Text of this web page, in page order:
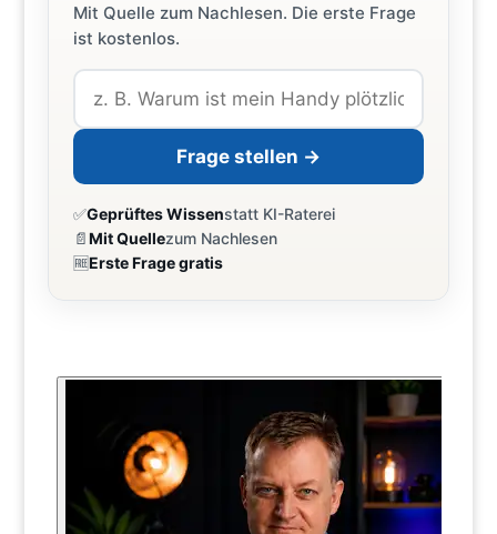
Mit Quelle zum Nachlesen. Die erste Frage
ist kostenlos.
Frage stellen →
✅Geprüftes Wissenstatt KI-Raterei
📄Mit Quellezum Nachlesen
🆓Erste Frage gratis